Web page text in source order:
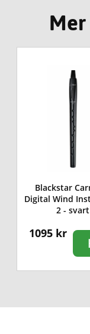
Blackstar
Digital Wind
2 - svart
1095 kr